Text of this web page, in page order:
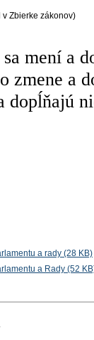
v Zbierke zákonov)
mení a
zmene a
dopĺňajú
a rady (28 KB)
a Rady (52